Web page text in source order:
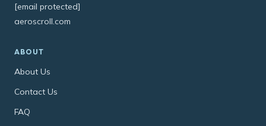
[email protected]
aeroscroll.com
ABOUT
About Us
Contact Us
FAQ